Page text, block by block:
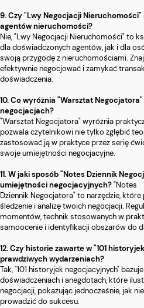
9. Czy "Lwy Negocjacji
agentów nieruchomości?
Nie, "Lwy Negocjacji Nieruchomości" to
dla doświadczonych agentów, jak i dla
swoją przygodę z nieruchomościami.
efektywnie negocjować i zamykać
doświadczenia.
10. Co wyróżnia "Warsztat
negocjacjach?
"Warsztat Negocjatora" wyróżnia
pozwala czytelnikowi nie tylko zgłębić
zastosować ją w praktyce przez serię
swoje umiejętności negocjacyjne.
11. W jaki sposób "Notes Dziennik
umiejętności negocjacyjnych?"Notes
Dziennik Negocjatora" to narzędzie,
śledzenie i analizę twoich negocjacji.
momentów, technik stosowanych w
samoocenie i identyfikacji obszarów do
12. Czy historie zawarte w "101
prawdziwych wydarzeniach?
Tak, "101 historyjek negocjacyjnych"
doświadczeniach i anegdotach, które
negocjacji, pokazując jednocześnie, jak
prowadzić do sukcesu.